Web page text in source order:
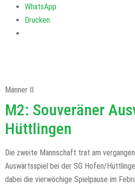
WhatsApp
Drucken
Männer II
M2: Souveräner
Hüttlingen
Die zweite Mannschaft trat am
Auswärtsspiel bei der SG Hofen/
dabei die vierwöchige Spielpause im